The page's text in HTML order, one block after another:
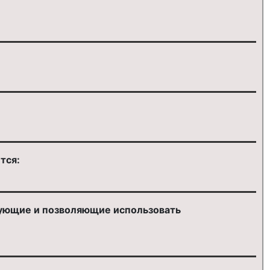
и позволяющие использовать